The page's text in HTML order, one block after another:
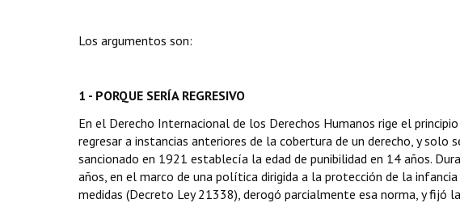
Los argumentos son:
1 - PORQUE SERÍA REGRESIVO
En el Derecho Internacional de los Derechos Humanos rige el
regresar a instancias anteriores de la cobertura de un derecho, y solo
sancionado en 1921 establecía la edad de punibilidad en 14 años.
años, en el marco de una política dirigida a la protección de la
medidas (Decreto Ley 21338), derogó parcialmente esa norma, y fijó